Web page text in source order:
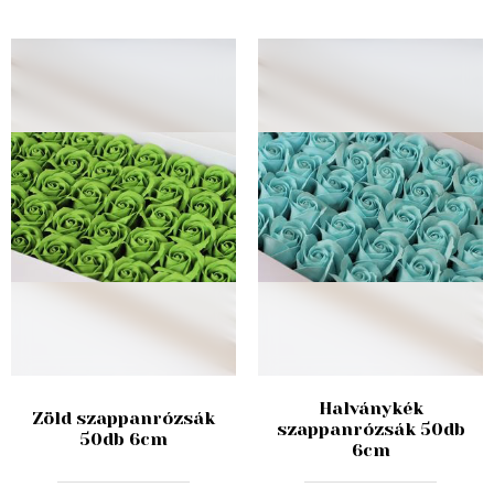
Zöld szappanrózsák
50db 6cm
Halványkék
szappanrózsák 50db
6cm